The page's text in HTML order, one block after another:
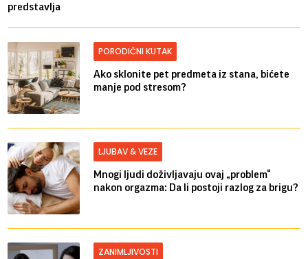
predstavlja
PORODIČNI KUTAK
Ako sklonite pet predmeta iz stana, bićete
manje pod stresom?
LJUBAV & VEZE
Mnogi ljudi doživljavaju ovaj „problem“
nakon orgazma: Da li postoji razlog za brigu?
ZANIMLJIVOSTI